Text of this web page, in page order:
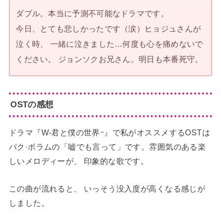
ダブル。本当に予測不可能なドラマです。
今日、とても悲しかったです（涙）ヒョジュさんが
泣く時、 一緒に泣きました…何度も心を痛めないで
ください。 ジョンソクお兄さん。明日も本番死守。
OSTの感想
ドラマ『W-君と僕の世界ｰ』で私がオススメするOSTは
パク·ボラムの「嘘でも言って」です。雰囲気のある楽
しいメロディーが、 印象的な歌です。
この曲が流れると、 いっそう没入度が高くなる感じが
しました。